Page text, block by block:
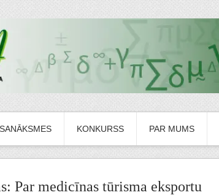
SANĀKSMES KONKURSS PAR MUMS
Par medicīnas tūrisma eksportu